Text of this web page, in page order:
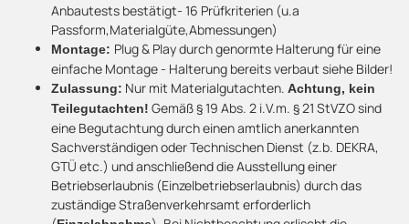
Anbautests bestätigt- 16 Prüfkriterien (u.a
Passform,Materialgüte,Abmessungen)
Montage: Plug & Play durch genormte Halterung für eine
einfache Montage - Halterung bereits verbaut siehe Bilder!
Zulassung: Nur mit Materialgutachten. Achtung, kein
Teilegutachten! Gemäß § 19 Abs. 2 i.V.m. § 21 StVZO sind
eine Begutachtung durch einen amtlich anerkannten
Sachverständigen oder Technischen Dienst (z.b. DEKRA,
GTÜ etc.) und anschließend die Ausstellung einer
Betriebserlaubnis (Einzelbetriebserlaubnis) durch das
zuständige Straßenverkehrsamt erforderlich